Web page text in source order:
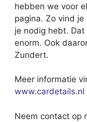
hebben we voor
pagina. Zo vind
je nodig hebt.
enorm. Ook
Zundert.
Meer informatie
www.cardetails.nl
Neem contact op